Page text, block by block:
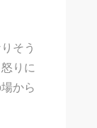
そう
りに
から